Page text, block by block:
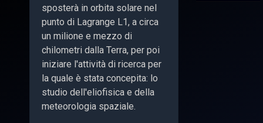
sposterà in orbita solare nel
punto di Lagrange L1, a circa
un milione e mezzo di
chilometri dalla Terra, per poi
iniziare l'attività di ricerca per
la quale è stata concepita: lo
studio dell'eliofisica e della
meteorologia spaziale.